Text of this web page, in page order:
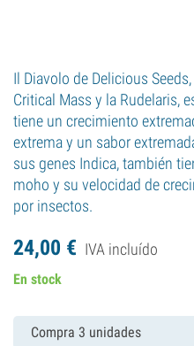
Il Diavolo de Delicious
Critical Mass y la Rudelaris,
tiene un crecimiento
extrema y un sabor
sus genes Indica, también
moho y su velocidad de
por insectos.
24,00 € IVA incluído
En stock
Compra 3 unidades